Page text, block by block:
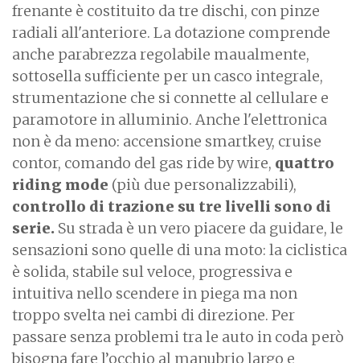
frenante è costituito da tre dischi, con pinze
radiali all'anteriore. La dotazione comprende
anche parabrezza regolabile maualmente,
sottosella sufficiente per un casco integrale,
strumentazione che si connette al cellulare e
paramotore in alluminio. Anche l'elettronica
non è da meno: accensione smartkey, cruise
contor, comando del gas ride by wire, quattro
riding mode (più due personalizzabili),
controllo di trazione su tre livelli sono di
serie. Su strada è un vero piacere da guidare, le
sensazioni sono quelle di una moto: la ciclistica
è solida, stabile sul veloce, progressiva e
intuitiva nello scendere in piega ma non
troppo svelta nei cambi di direzione. Per
passare senza problemi tra le auto in coda però
bisogna fare l’occhio al manubrio largo e